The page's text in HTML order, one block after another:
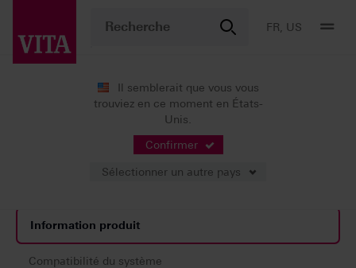
FR, US
Il semblerait que vous vous
trouviez en ce moment en États-
Unis.
Confirmer
Sélectionner un autre pays
Production CFAO
Infrastructures/ Bridges 100 % anatomiques
VITA YZ® ST Multicolor
Information produit
Compatibilité du système